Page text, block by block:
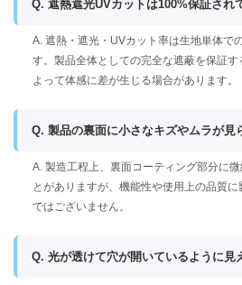
Q. 遮熱遮光UVカットは100%保証され
A. 遮熱・遮光・UVカット率は生地単体で
す。製品全体としての完全な遮蔽を保証
よって体感に差が生じる場合があります。
Q. 製品の裏面に小さなキズやムラが見
A. 製造工程上、裏面コーティング部分に
とがありますが、機能性や使用上の品質
ではございません。
Q. 光が透けて穴が開いているように見